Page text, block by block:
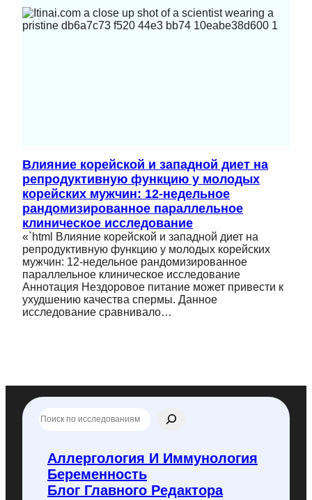
Влияние корейской и западной диет на
репродуктивную функцию у молодых
корейских мужчин: 12-недельное
рандомизированное параллельное
клиническое исследование
«`html Влияние корейской и западной диет на
репродуктивную функцию у молодых корейских
мужчин: 12-недельное рандомизированное
параллельное клиническое исследование
Аннотация Нездоровое питание может привести к
ухудшению качества спермы. Данное
исследование сравнивало…
П
о
Аллергология И Иммунология
Беременность
Блог Главного Редактора